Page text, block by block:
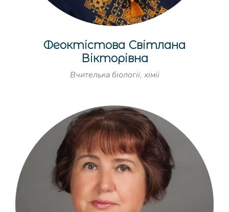
Феоктістова Світлана
Вікторівна
Вчителька біології, хімії